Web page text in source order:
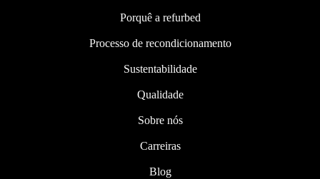
Porquê a refurbed
Processo de recondicionamento
Sustentabilidade
Qualidade
Sobre nós
Carreiras
Blog